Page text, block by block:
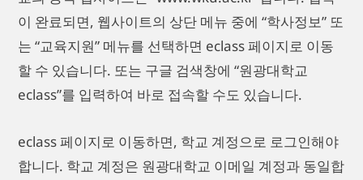
이 완료되면, 웹사이트의 상단 메뉴 중에 “학사정보” 또
는 “교육지원” 메뉴를 선택하면 eclass 페이지로 이동
할 수 있습니다. 또는 구글 검색창에 “원광대학교
eclass”를 입력하여 바로 접속할 수도 있습니다.
eclass 페이지로 이동하면, 학교 계정으로 로그인해야
합니다. 학교 계정은 원광대학교 이메일 계정과 동일합